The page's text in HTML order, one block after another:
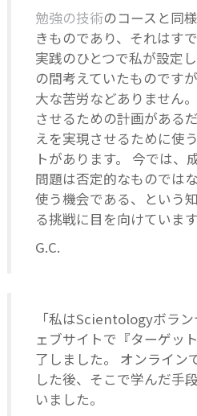
勉強の技術のコースと同
きものであり、それはす
実践のひとつで私が設定
の間考えていたものです
大な苦労などありません
させるための計画がある
えを実現させるために使
トがあります。 今では、
問題は否定的なものでは
使う機会である、という
る挑戦に目を向けています
G.C.
「私はScientologyボラ
ェブサイトで『ターゲッ
了しました。 オンライン
した後、そこで学んだ手
いました。